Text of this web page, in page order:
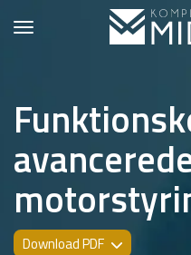
Hvem er vi?
Kontakt konsulent
Erhvervsuddannelser
Download PDF